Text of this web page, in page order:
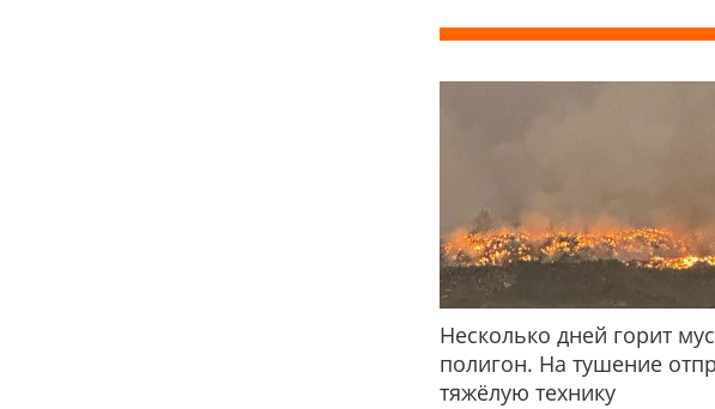
Несколько дней горит
полигон. На тушение
тяжёлую технику